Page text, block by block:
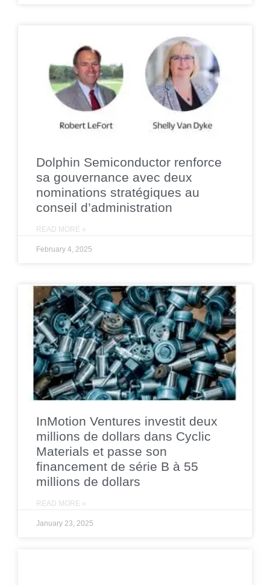
Dolphin Semiconductor renforce
sa gouvernance avec deux
nominations stratégiques au
conseil d’administration
READ MORE »
February 4, 2025
InMotion Ventures investit deux
millions de dollars dans Cyclic
Materials et passe son
financement de série B à 55
millions de dollars
READ MORE »
January 23, 2025